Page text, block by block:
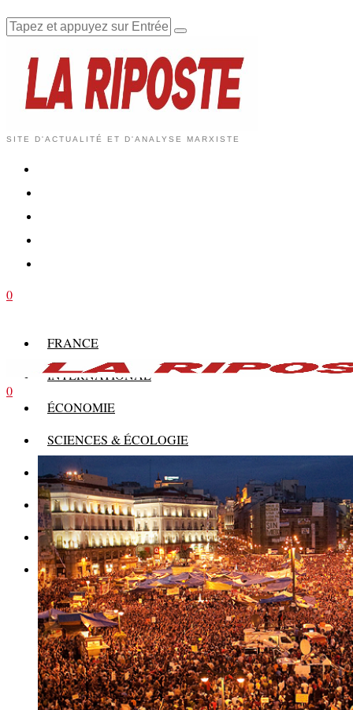
SITE D'ACTUALITÉ ET D'ANALYSE MARXISTE
0
FRANCE
INTERNATIONAL
ÉCONOMIE
SCIENCES & ÉCOLOGIE
HISTOIRE
THÉORIE
CULTURE
MULTIMÉDIAS
0